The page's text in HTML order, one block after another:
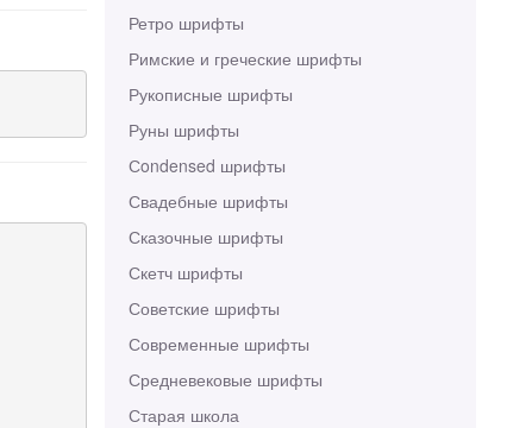
Ретро шрифты
Римские и греческие шрифты
Рукописные шрифты
Руны шрифты
Сondensed шрифты
Свадебные шрифты
Сказочные шрифты
Скетч шрифты
Советские шрифты
Современные шрифты
Средневековые шрифты
Старая школа